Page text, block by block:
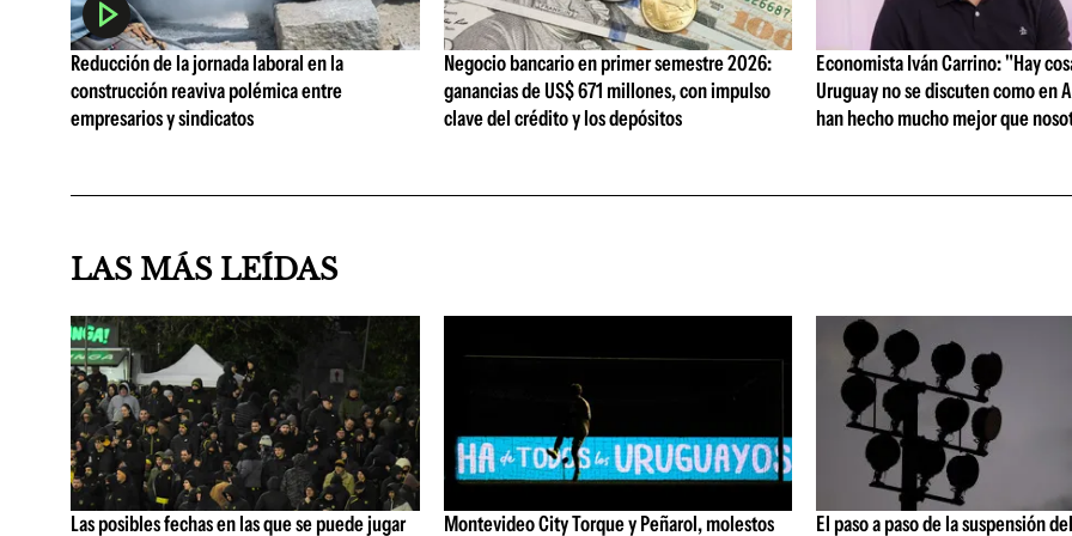
Reducción de la jornada laboral en la
construcción reaviva polémica entre
empresarios y sindicatos
Negocio bancario en primer semestre 2026:
ganancias de US$ 671 millones, con impulso
clave del crédito y los depósitos
Economista Iván Carrino: "Hay
Uruguay no se discuten como en
han hecho mucho mejor que
LAS MÁS LEÍDAS
Las posibles fechas en las que se puede jugar Montevideo City Torque y Peñarol, molestos El paso a paso de la suspensión